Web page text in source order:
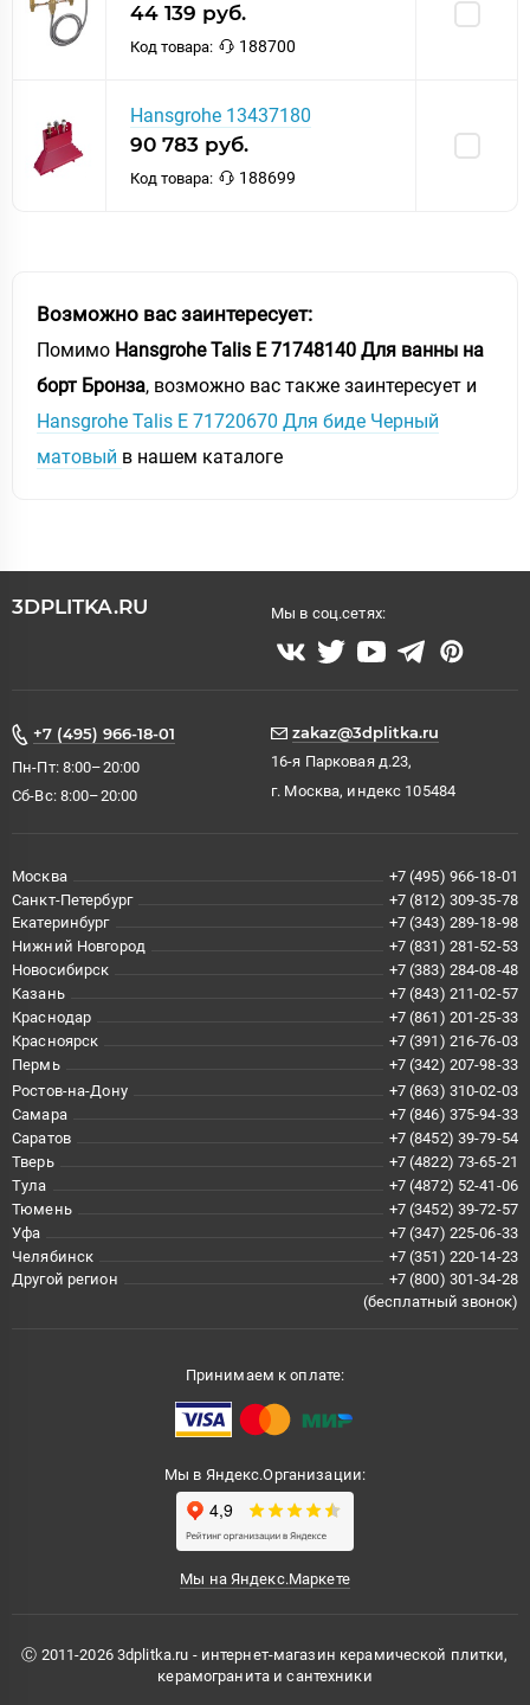
44 139 руб.
Код товара: 188700
Hansgrohe 13437180
90 783 руб.
Код товара: 188699
Возможно вас заинтересует:
Помимо Hansgrohe Talis E 71748140 Для ванны на
борт Бронза, возможно вас также заинтересует и
Hansgrohe Talis E 71720670 Для биде Черный
матовый в нашем каталоге
3DPLITKA.RU Мы в соц.сетях:
+7 (495) 966-18-01
Пн-Пт: 8:00–20:00
Сб-Вс: 8:00–20:00
zakaz@3dplitka.ru
16-я Парковая д.23,
г. Москва, индекс 105484
Москва
+7 (495) 966-18-01
Санкт-Петербург
+7 (812) 309-35-78
Екатеринбург
+7 (343) 289-18-98
Нижний Новгород
+7 (831) 281-52-53
Новосибирск
+7 (383) 284-08-48
Казань
+7 (843) 211-02-57
Краснодар
+7 (861) 201-25-33
Красноярск
+7 (391) 216-76-03
Пермь
+7 (342) 207-98-33
Ростов-на-Дону
+7 (863) 310-02-03
Самара
+7 (846) 375-94-33
Саратов
+7 (8452) 39-79-54
Тверь
+7 (4822) 73-65-21
Тула
+7 (4872) 52-41-06
Тюмень
+7 (3452) 39-72-57
Уфа
+7 (347) 225-06-33
Челябинск
+7 (351) 220-14-23
Другой регион
+7 (800) 301-34-28
(бесплатный звонок)
Принимаем к оплате:
Мы в Яндекс.Организации:
Мы на Яндекс.Маркете
Ⓒ 2011-2026 3dplitka.ru - интернет-магазин керамической плитки,
керамогранита и сантехники